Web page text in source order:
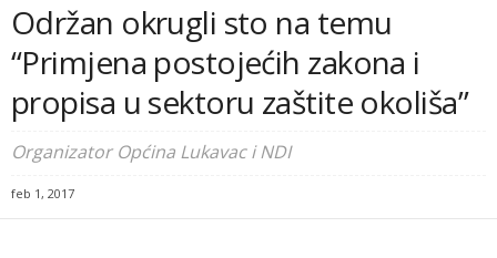
Održan okrugli sto na temu
“Primjena postojećih zakona i
propisa u sektoru zaštite okoliša”
Organizator Općina Lukavac i NDI
feb 1, 2017